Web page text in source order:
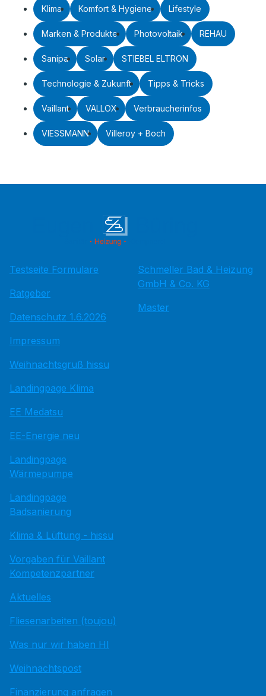
Klima Komfort & Hygiene Lifestyle
Marken & Produkte Photovoltaik REHAU
Sanipa Solar STIEBEL ELTRON
Technologie & Zukunft Tipps & Tricks
Vaillant VALLOX Verbraucherinfos
VIESSMANN Villeroy + Boch
Testseite Formulare
Ratgeber
Datenschutz 1.6.2026
Impressum
Weihnachtsgruß hissu
Landingpage Klima
EE Medatsu
EE-Energie neu
Landingpage
Wärmepumpe
Landingpage
Badsanierung
Klima & Lüftung - hissu
Vorgaben für Vaillant
Kompetenzpartner
Aktuelles
Fliesenarbeiten (toujou)
Was nur wir haben HI
Weihnachtspost
Finanzierung anfragen
Schmeller Bad & Heizung
GmbH & Co. KG
Master